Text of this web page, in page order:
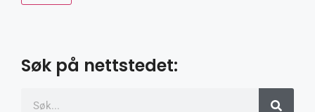
Søk på nettstedet: